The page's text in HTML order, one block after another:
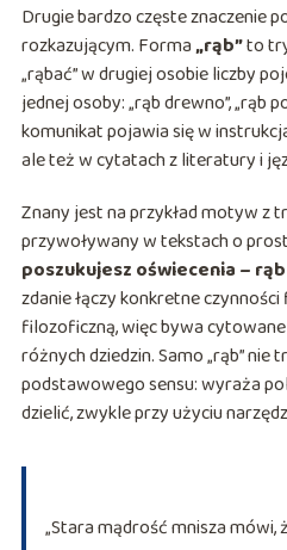
Drugie bardzo częste znaczenie
rozkazującym. Forma„rąb”to
„rąbać” w drugiej osobie liczby
jednej osoby: „rąb drewno”, „rąb
komunikat pojawia się w
ale też w cytatach z literatury i
Znany jest na przykład motyw z
przywoływany w tekstach o
poszukujesz oświecenia –
zdanie łączy konkretne
filozoficzną, więc bywa
różnych dziedzin. Samo „rąb” nie
podstawowego sensu: wyraża
dzielić, zwykle przy użyciu
„Stara mądrość mnisza mówi,